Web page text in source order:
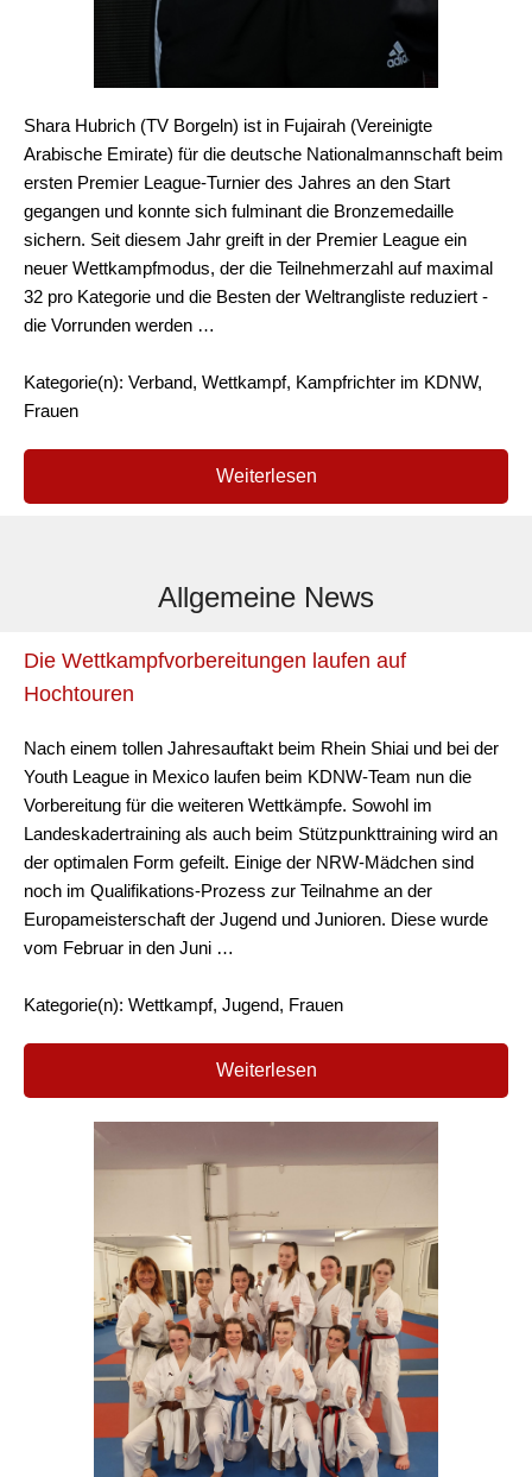
Shara Hubrich (TV Borgeln) ist in Fujairah (Vereinigte
Arabische Emirate) für die deutsche Nationalmannschaft beim
ersten Premier League-Turnier des Jahres an den Start
gegangen und konnte sich fulminant die Bronzemedaille
sichern. Seit diesem Jahr greift in der Premier League ein
neuer Wettkampfmodus, der die Teilnehmerzahl auf maximal
32 pro Kategorie und die Besten der Weltrangliste reduziert -
die Vorrunden werden …
Kategorie(n): Verband, Wettkampf, Kampfrichter im KDNW,
Frauen
Weiterlesen
Allgemeine News
Die Wettkampfvorbereitungen laufen auf
Hochtouren
Nach einem tollen Jahresauftakt beim Rhein Shiai und bei der
Youth League in Mexico laufen beim KDNW-Team nun die
Vorbereitung für die weiteren Wettkämpfe. Sowohl im
Landeskadertraining als auch beim Stützpunkttraining wird an
der optimalen Form gefeilt. Einige der NRW-Mädchen sind
noch im Qualifikations-Prozess zur Teilnahme an der
Europameisterschaft der Jugend und Junioren. Diese wurde
vom Februar in den Juni …
Kategorie(n): Wettkampf, Jugend, Frauen
Weiterlesen